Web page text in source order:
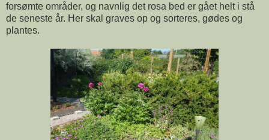
forsømte områder, og navnlig det rosa bed er gået helt i stå
de seneste år. Her skal graves op og sorteres, gødes og
plantes.